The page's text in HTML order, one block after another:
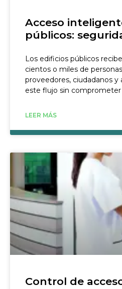
Acceso
públicos:
Los edificios públicos
cientos o miles de
proveedores, ciudadanos y
este flujo sin comprometer
LEER MÁS
Control de